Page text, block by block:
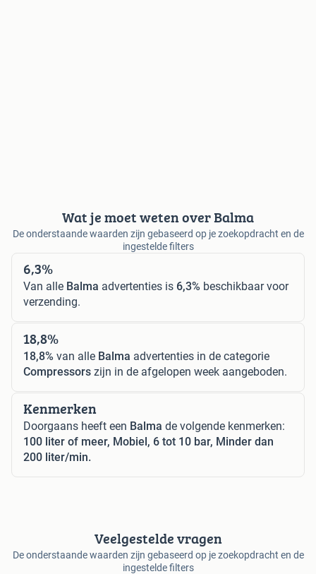
Wat je moet weten over Balma
De onderstaande waarden zijn gebaseerd op je zoekopdracht en de
ingestelde filters
6,3%
Van alle Balma advertenties is 6,3% beschikbaar voor
verzending.
18,8%
18,8% van alle Balma advertenties in de categorie
Compressors zijn in de afgelopen week aangeboden.
Kenmerken
Doorgaans heeft een Balma de volgende kenmerken:
100 liter of meer, Mobiel, 6 tot 10 bar, Minder dan
200 liter/min.
Veelgestelde vragen
De onderstaande waarden zijn gebaseerd op je zoekopdracht en de
ingestelde filters